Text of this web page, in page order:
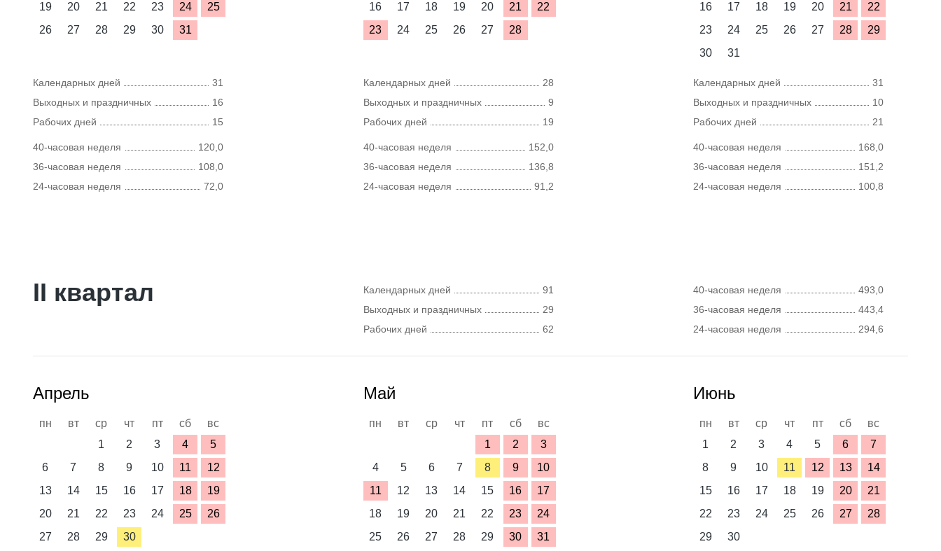
19
20 21 22 23 24
25
26
27 28 29 30 31
Календарных дней
31
Выходных и праздничных
16
Рабочих дней
15
40-часовая неделя
120,0
36-часовая неделя
108,0
24-часовая неделя
72,0
16
17 18 19 20 21
22
23
24 25 26 27 28
Календарных дней
28
Выходных и праздничных
9
Рабочих дней
19
40-часовая неделя
152,0
36-часовая неделя
136,8
24-часовая неделя
91,2
16
17 18 19 20 21
22
23
24 25 26 27 28
29
30
31
Календарных дней
31
Выходных и праздничных
10
Рабочих дней
21
40-часовая неделя
168,0
36-часовая неделя
151,2
24-часовая неделя
100,8
II квартал Календарных дней
91
Выходных и праздничных
29
Рабочих дней
62
40-часовая неделя
493,0
36-часовая неделя
443,4
24-часовая неделя
294,6
Апрель
пн вт ср чт пт сб
вс
1
2 3 4
5
6
7 8 9 10 11
12
13
14 15 16 17 18
19
20
21 22 23 24 25
26
27
28 29 30
Май
пн вт ср чт пт сб
вс
1
2
3
4
5 6 7 8 9
10
11
12 13 14 15 16
17
18
19 20 21 22 23
24
25
26 27 28 29 30 31
Июнь
пн вт ср чт пт сб
вс
1
2 3 4 5 6
7
8
9 10 11 12 13
14
15
16 17 18 19 20
21
22
23 24 25 26 27
28
29
30